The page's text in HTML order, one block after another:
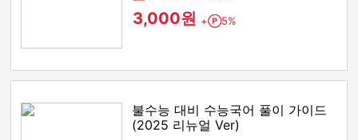
3,000원 + Point
5%
불수능 대비 수능국어 풀이 가이드
(2025 리뉴얼 Ver)